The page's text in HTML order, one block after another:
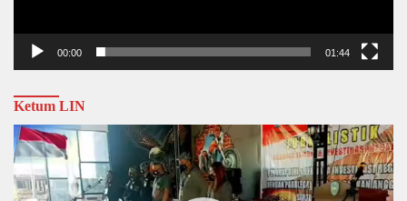
00:00 01:44
Ketum LIN
Video
Player